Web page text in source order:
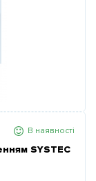
В наявності
SYSTEC